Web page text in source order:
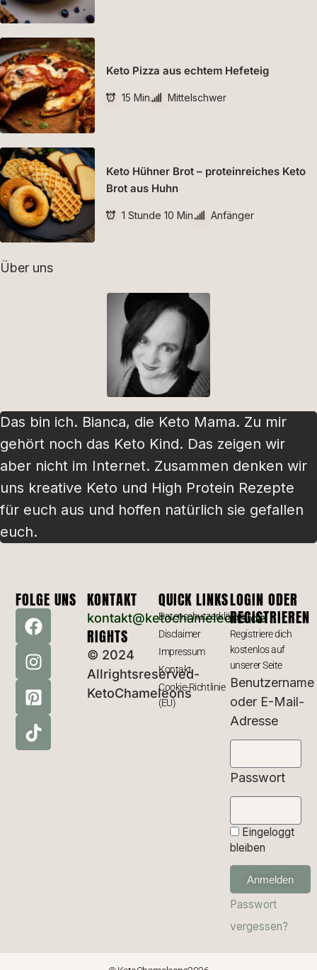
Keto Pizza aus echtem Hefeteig
15 Min. Mittelschwer
Keto Hühner Brot – proteinreiches Keto
Brot aus Huhn
1 Stunde 10 Min. Anfänger
Über uns
Das bin ich. Bianca, die Keto Mama. Zu mir
gehört noch das Keto Kind. Das zeigen wir
aber nicht im Internet. Zusammen denken wir
uns kreative Keto und High Protein Rezepte
für euch aus und hoffen natürlich sie gefallen
euch.
FOLGE UNS KONTAKT
kontakt@ketochameleons.de
RIGHTS
© 2024
Allrightsreserved-
KetoChameleons
QUICK LINKS
Datenschutzerklärung
Disclaimer
Impressum
Kontakt
Cookie-Richtlinie
(EU)
LOGIN ODER
REGISTRIEREN
Registriere dich
kostenlos auf
unserer Seite
Benutzername
oder E-Mail-
Adresse
Passwort
Eingeloggt
bleiben
Anmelden
Passwort
vergessen?